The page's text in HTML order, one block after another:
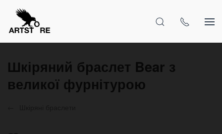
Шкіряний браслет Bear з
великої фурнітурою